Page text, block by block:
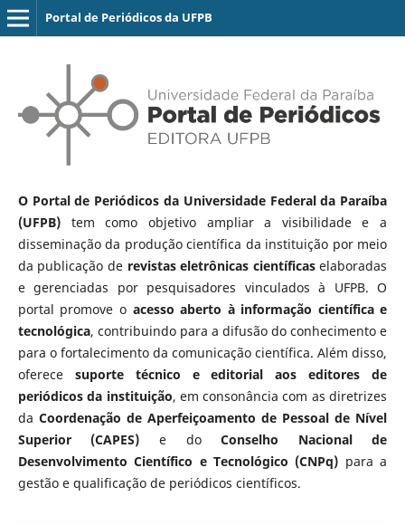
Portal de Periódicos da UFPB
O Portal de Periódicos da Universidade Federal da Paraíba
(UFPB)tem como objetivo ampliar a visibilidade e a
disseminação da produção científica da instituição por meio
da publicação de revistas eletrônicas científicaselaboradas
e gerenciadas por pesquisadores vinculados à UFPB. O
portal promove o acesso aberto à informação científica e
tecnológica, contribuindo para a difusão do conhecimento e
para o fortalecimento da comunicação científica. Além disso,
oferece suporte técnico e editorial aos editores de
periódicos da instituição, em consonância com as diretrizes
da Coordenação de Aperfeiçoamento de Pessoal de Nível
Superior (CAPES) e doConselho Nacional de
Desenvolvimento Científico e Tecnológico (CNPq) para a
gestão e qualificação de periódicos científicos.